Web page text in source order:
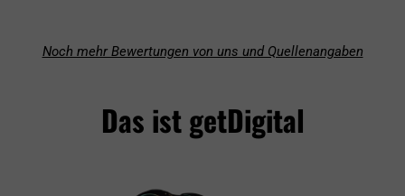
Noch mehr Bewertungen von uns und Quellenangaben
Das ist getDigital